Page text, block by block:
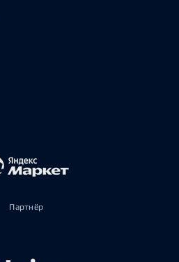
Партнёр